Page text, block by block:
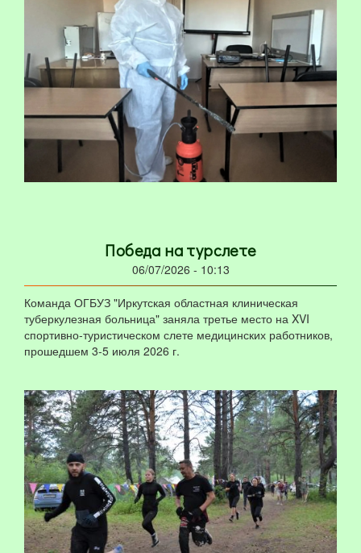
Победа на турслете
06/07/2026 - 10:13
Команда ОГБУЗ "Иркутская областная клиническая
туберкулезная больница" заняла третье место на XVI
спортивно-туристическом слете медицинских работников,
прошедшем 3-5 июля 2026 г.